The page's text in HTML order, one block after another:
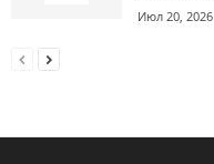
Июл 20, 2026